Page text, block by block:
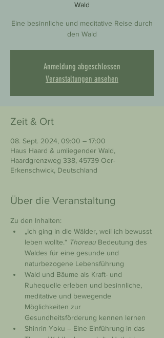
Wald
Eine besinnliche und meditative Reise durch
den Wald
Anmeldung abgeschlossen
Veranstaltungen ansehen
Zeit & Ort
08. Sept. 2024, 09:00 – 17:00
Haus Haard & umliegender Wald,
Haardgrenzweg 338, 45739 Oer-
Erkenschwick, Deutschland
Über die Veranstaltung
Zu den Inhalten:
„Ich ging in die Wälder, weil ich bewusst
leben wollte.“ Thoreau Bedeutung des
Waldes für eine gesunde und
naturbezogene Lebensführung
Wald und Bäume als Kraft- und
Ruhequelle erleben und besinnliche,
meditative und bewegende
Möglichkeiten zur
Gesundheitsförderung kennen lernen
Shinrin Yoku – Eine Einführung in das